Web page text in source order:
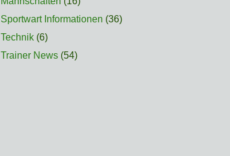
Sportwart Informationen (36)
Technik(6)
Trainer News(54)